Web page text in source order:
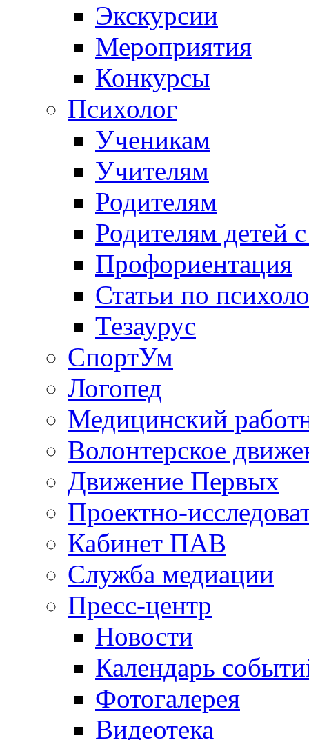
Экскурсии
Мероприятия
Конкурсы
Психолог
Ученикам
Учителям
Родителям
Родителям детей
Профориентация
Статьи по
Тезаурус
СпортУм
Логопед
Медицинский
Волонтерское
Движение Первых
Проектно-
Кабинет ПАВ
Служба медиации
Пресс-центр
Новости
Календарь
Фотогалерея
Видеотека